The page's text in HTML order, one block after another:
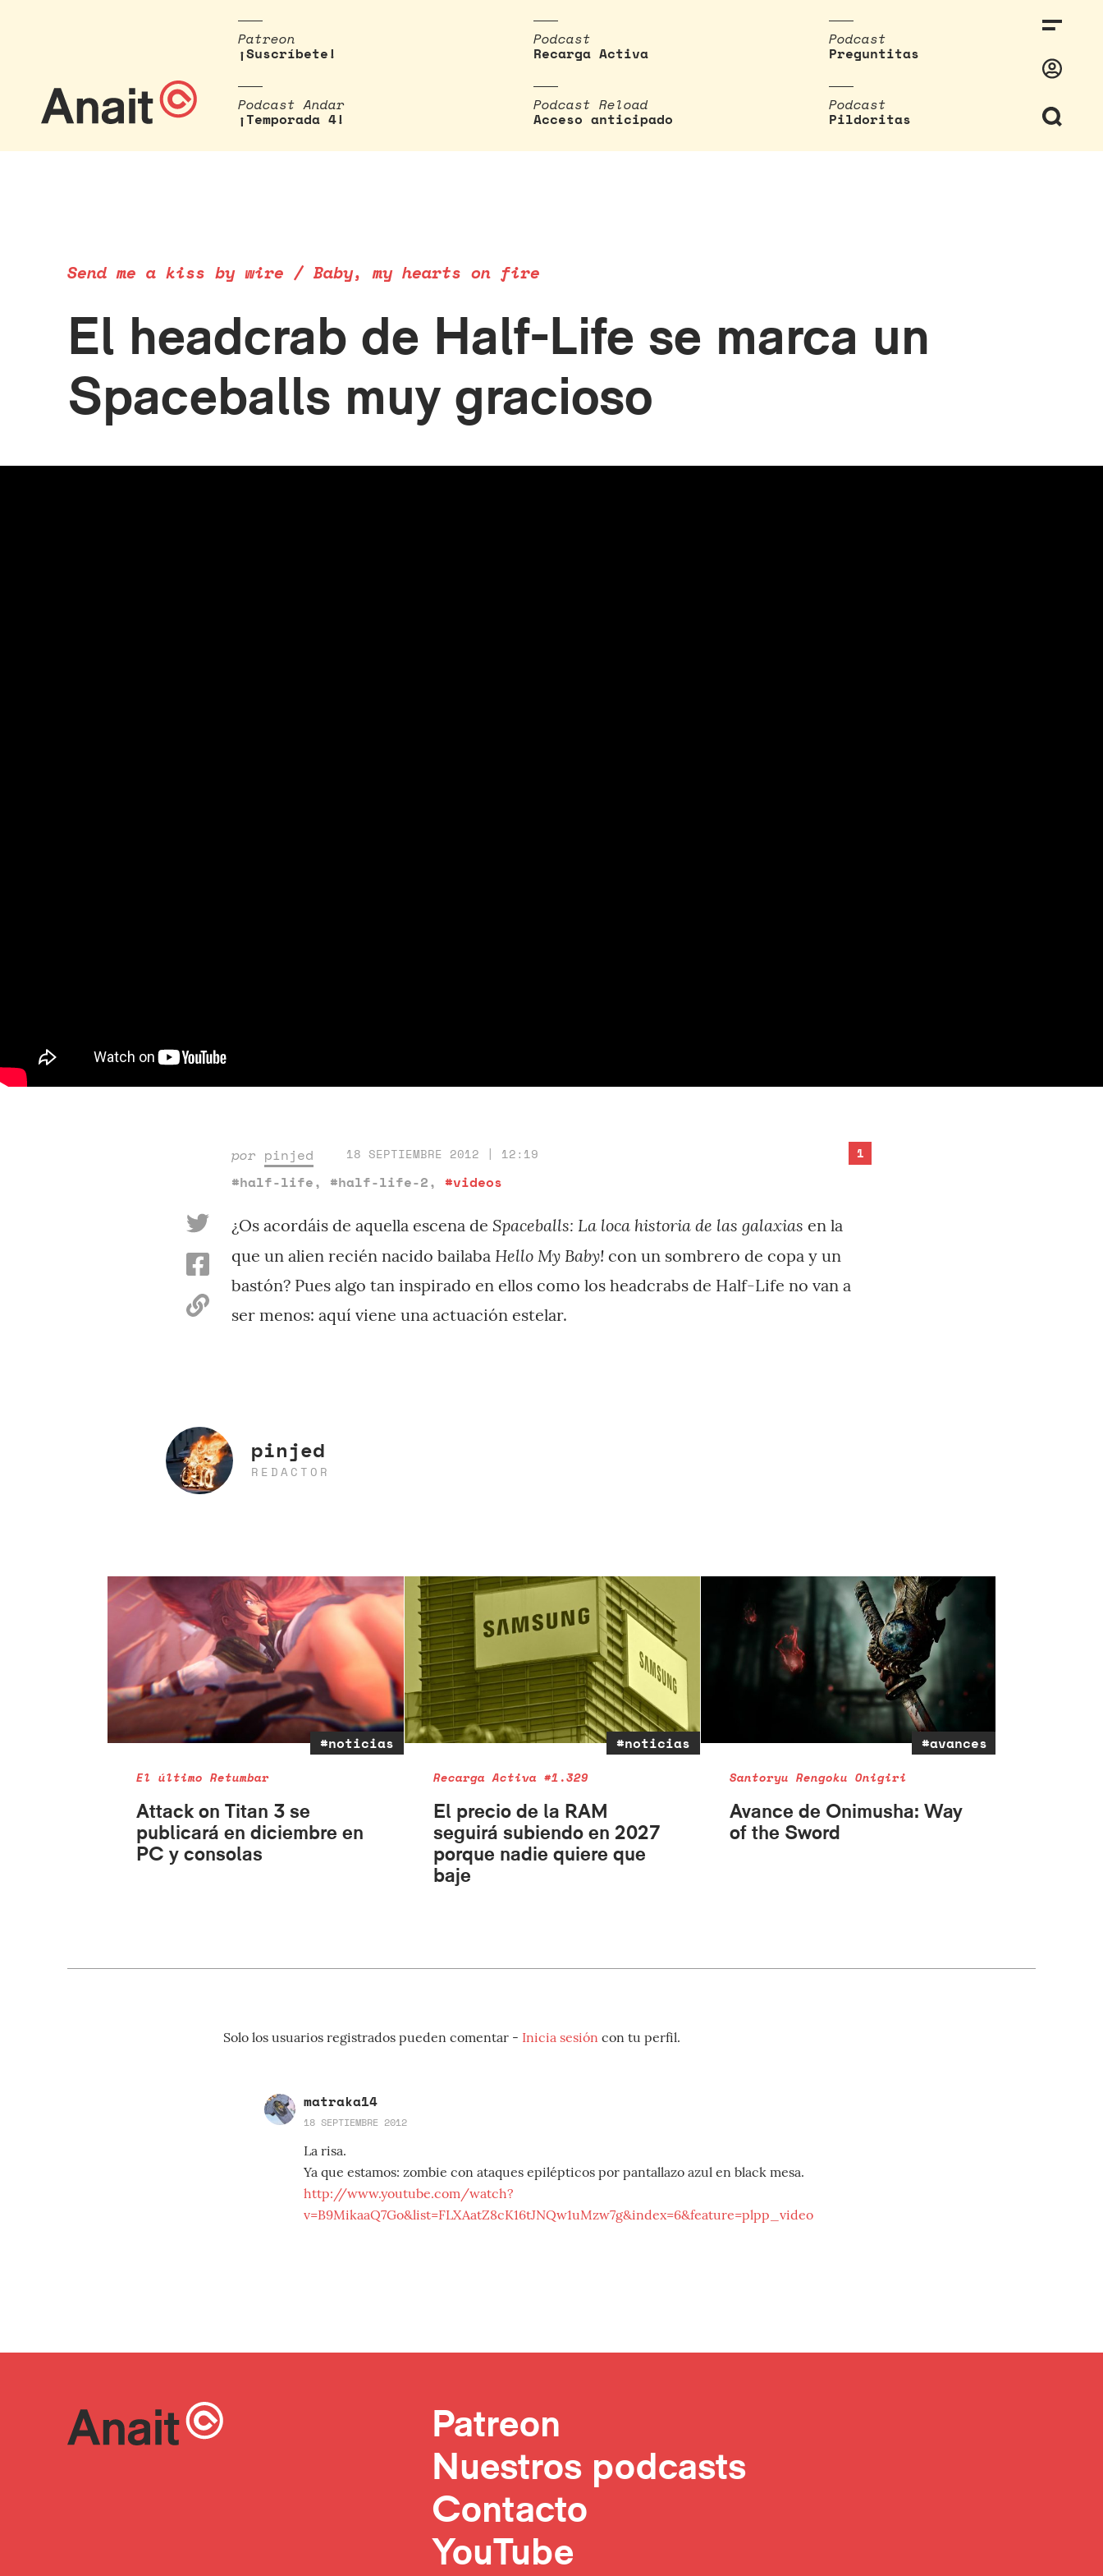
Patreon
¡Suscríbete!
Podcast
Recarga Activa
Podcast
Preguntitas
Podcast Andar
¡Temporada 4!
Podcast Reload
Acceso anticipado
Podcast
Pildoritas
Send me a kiss by wire / Baby, my hearts on fire
El headcrab de Half-Life se marca un
Spaceballs muy gracioso
por pinjed 18 SEPTIEMBRE 2012 | 12:19
#half-life, #half-life-2, #videos
1
¿Os acordáis de aquella escena de Spaceballs: La loca historia de las galaxias en la
que un alien recién nacido bailaba Hello My Baby! con un sombrero de copa y un
bastón? Pues algo tan inspirado en ellos como los headcrabs de Half-Life no van a
ser menos: aquí viene una actuación estelar.
pinjed
REDACTOR
#noticias
El último Retumbar
Attack on Titan 3 se
publicará en diciembre en
PC y consolas
#noticias
Recarga Activa #1.329
El precio de la RAM
seguirá subiendo en 2027
porque nadie quiere que
baje
#avances
Santoryu Rengoku Onigiri
Avance de Onimusha: Way
of the Sword
Solo los usuarios registrados pueden comentar - Inicia sesión con tu perfil.
matraka14
18 SEPTIEMBRE 2012
La risa.
Ya que estamos: zombie con ataques epilépticos por pantallazo azul en black mesa.
http://www.youtube.com/watch?
v=B9MikaaQ7Go&list=FLXAatZ8cK16tJNQw1uMzw7g&index=6&feature=plpp_video
Patreon
Nuestros podcasts
Contacto
YouTube